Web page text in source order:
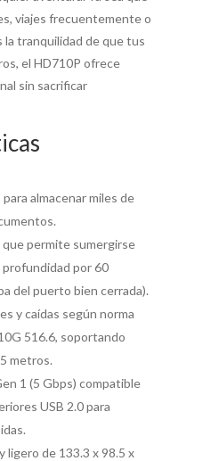
viajes frecuentemente o
la tranquilidad de que tus
el HD710P ofrece
sin sacrificar
almacenar miles de
permite sumergirse
por 60
del puerto bien cerrada).
y caídas según norma
516.6, soportando
metros.
1 (5 Gbps) compatible
USB 2.0 para
ligero de 133.3 x 98.5 x